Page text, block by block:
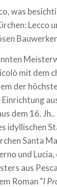
was
Lecco
mit dem
der
dem 16.
idyllischen
Santa
und
aus
Roman "I